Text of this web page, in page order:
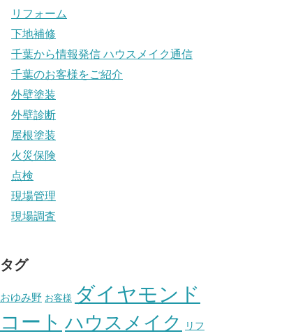
リフォーム
下地補修
千葉から情報発信 ハウスメイク通信
千葉のお客様をご紹介
外壁塗装
外壁診断
屋根塗装
火災保険
点検
現場管理
現場調査
タグ
おゆみ野 お客様 ダイヤモンド
コート ハウスメイク
リフ